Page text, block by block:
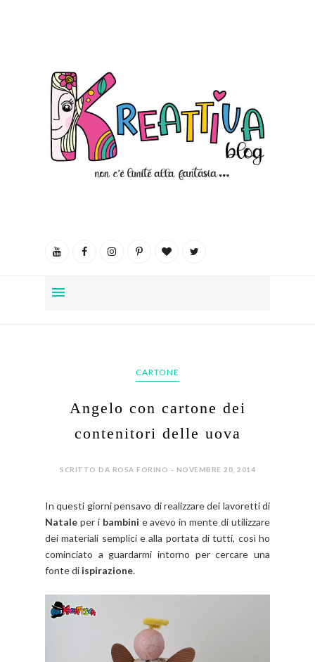
CARTONE
Angelo con cartone dei
contenitori delle uova
SCRITTO DA ROSA FORINO - NOVEMBRE 20, 2014
In questi giorni pensavo di realizzare dei lavoretti di
Natale per i bambini e avevo in mente di utilizzare
dei materiali semplici e alla portata di tutti, così ho
cominciato a guardarmi intorno per cercare una
fonte di ispirazione.